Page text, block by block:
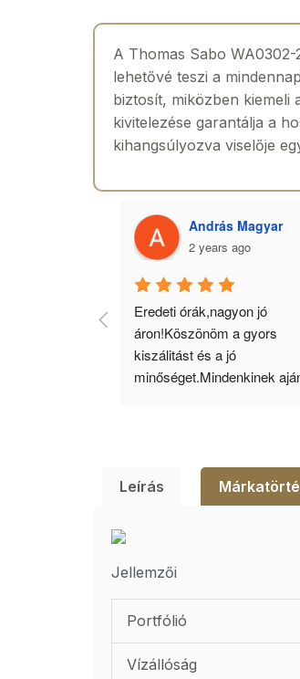
A Thomas Sabo
lehetővé teszi a
biztosít, miközben kiemeli
kivitelezése garantálja a
kihangsúlyozva viselője
András Magyar
2 years ago
Eredeti órák,nagyon jó
áron!Köszönöm a gyors
kiszálitást és a jó
minőséget.Mindenkinek
Leírás
Jellemzői
Portfólió
Vízállóság